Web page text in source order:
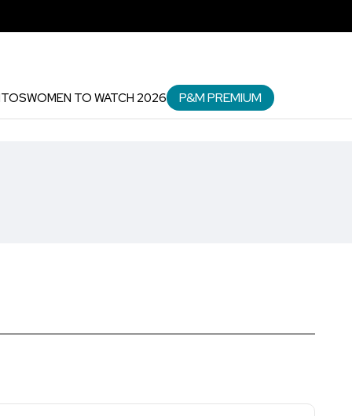
WOMEN TO WATCH 2026 P&M PREMIUM